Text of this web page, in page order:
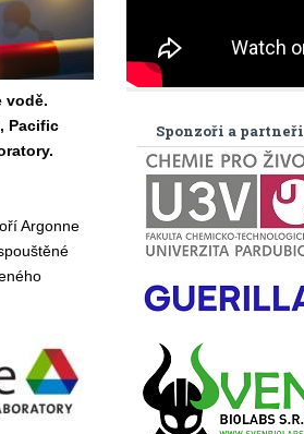
vodě.
Pacific
Argonne
Sponzoři a partneři